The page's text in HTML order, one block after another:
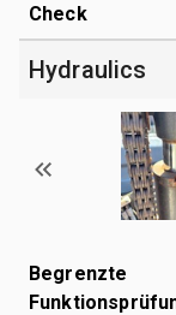
Check
Hydraulics
Begrenzte